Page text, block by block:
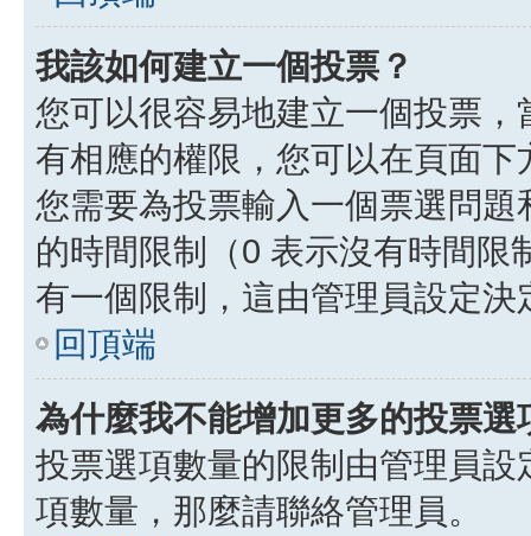
我該如何建立一個投票？
您可以很容易地建立一個投票
有相應的權限，您可以在頁面
您需要為投票輸入一個票選問
的時間限制（0 表示沒有時間限
有一個限制，這由管理員設定決
回頂端
為什麼我不能增加更多的投票選
投票選項數量的限制由管理員
項數量，那麼請聯絡管理員。